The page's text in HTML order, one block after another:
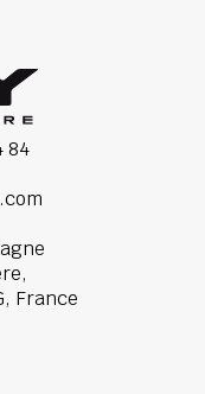
84
France